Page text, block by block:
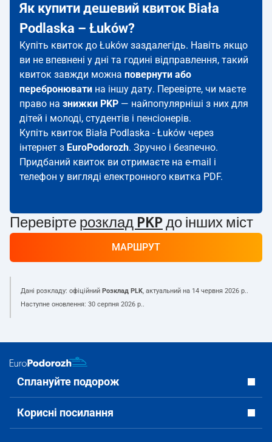
Як купити дешевий квиток Biała
Podlaska – Łuków?
Купіть квиток до Łuków заздалегідь. Навіть якщо
ви не впевнені у дні та годині відправлення, такий
квиток завжди можна повернути або
перебронювати на іншу дату. Перевірте, чи маєте
право на знижки PKP — найпопулярніші з них для
дітей і молоді, студентів і пенсіонерів.
Купіть квиток Biała Podlaska - Łuków через
інтернет з EuroPodorozh. Зручно і безпечно.
Придбаний квиток ви отримаєте на e-mail і
телефон у вигляді електронного квитка PDF.
Перевірте розклад PKP до інших міст
МАРШРУТ
Дані розкладу: офіційний Розклад PLK, актуальний на 14 червня 2026 р..
Наступне оновлення: 30 серпня 2026 р..
Сплануйте подорож
Корисні посилання